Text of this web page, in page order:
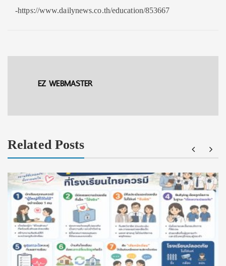
-https://www.dailynews.co.th/education/853667
EZ WEBMASTER
Related Posts